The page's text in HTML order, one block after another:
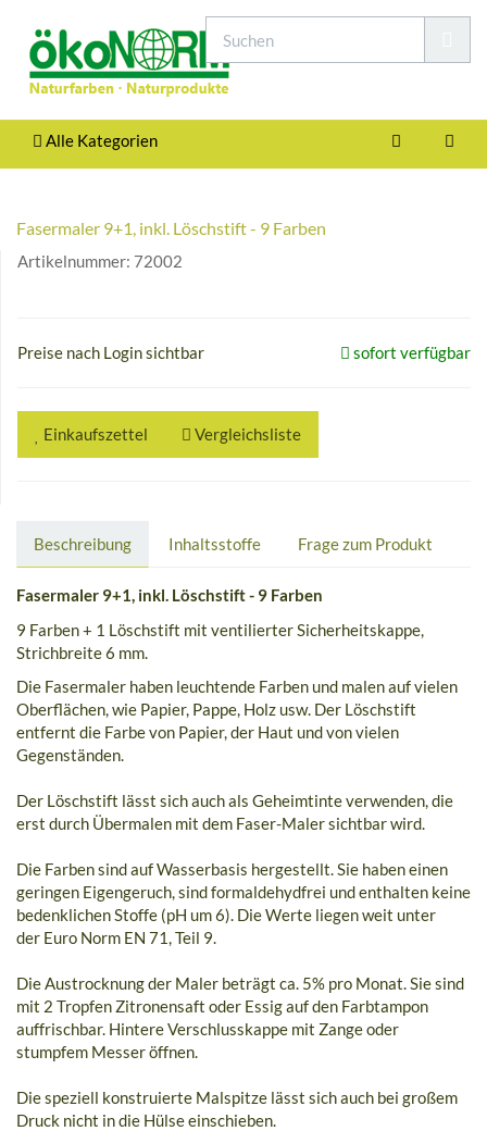
Alle Kategorien
Fasermaler 9+1, inkl. Löschstift - 9 Farben
Artikelnummer: 72002
Preise nach Login sichtbar sofort verfügbar
Einkaufszettel Vergleichsliste
Beschreibung Inhaltsstoffe Frage zum Produkt
Fasermaler 9+1, inkl. Löschstift - 9 Farben
9 Farben + 1 Löschstift mit ventilierter Sicherheitskappe,
Strichbreite 6 mm.
Die Fasermaler haben leuchtende Farben und malen auf vielen
Oberflächen, wie Papier, Pappe, Holz usw. Der Löschstift
entfernt die Farbe von Papier, der Haut und von vielen
Gegenständen.
Der Löschstift lässt sich auch als Geheimtinte verwenden, die
erst durch Übermalen mit dem Faser-Maler sichtbar wird.
Die Farben sind auf Wasserbasis hergestellt. Sie haben einen
geringen Eigengeruch, sind formaldehydfrei und enthalten keine
bedenklichen Stoffe (pH um 6). Die Werte liegen weit unter
der Euro Norm EN 71, Teil 9.
Die Austrocknung der Maler beträgt ca. 5% pro Monat. Sie sind
mit 2 Tropfen Zitronensaft oder Essig auf den Farbtampon
auffrischbar. Hintere Verschlusskappe mit Zange oder
stumpfem Messer öffnen.
Die speziell konstruierte Malspitze lässt sich auch bei großem
Druck nicht in die Hülse einschieben.